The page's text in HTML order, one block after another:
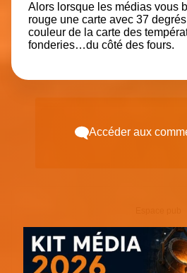
Alors lorsque les médias vous
rouge une carte avec 37
couleur de la carte des
fonderies…du côté des fours.
Accéder aux